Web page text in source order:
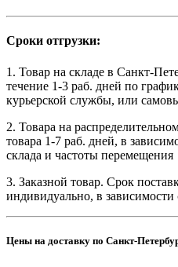
Сроки отгрузки:
1. Товар на складе в Санкт-
течение 1-3 раб. дней по
курьерской службы, или
2. Товара на
товара 1-7 раб. дней, в
склада и частоты перемещения
3. Заказной товар. Срок
индивидуально, в
Цены на доставку по Санкт-